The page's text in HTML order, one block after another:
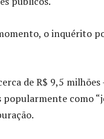
o inquérito
de R$ 9,5
como